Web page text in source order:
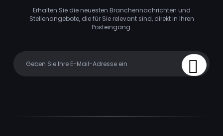
Erhalten Sie die neuesten Branchennachrichten und
Stellenangebote, die für Sie relevant sind, direkt in Ihren
Posteingang.
Sign Up